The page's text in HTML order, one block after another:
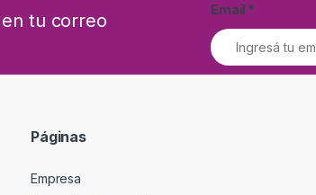
tu correo
Email *
Páginas
Empresa